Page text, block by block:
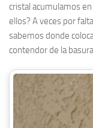
cristal acumulamos
ellos? A veces por
sabemos donde
contendor de la